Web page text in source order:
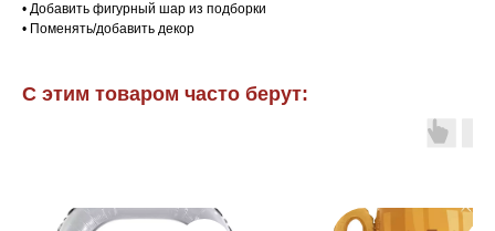
• Добавить фигурный шар из подборки
• Поменять/добавить декор
С этим товаром часто берут: